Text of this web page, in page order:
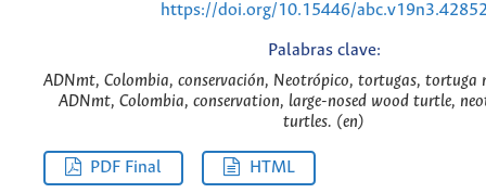
https://doi.org/10.15446/
Palabras clave:
ADNmt, Colombia, conservación, Neotrópico, tortugas, tortuga
ADNmt, Colombia, conservation, large-nosed wood turtle,
turtles. (en)
PDF Final HTML